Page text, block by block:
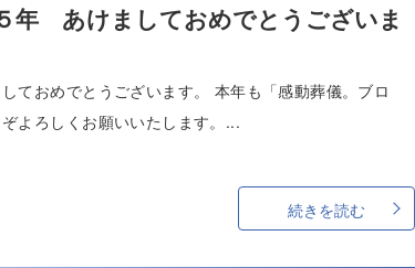
年 あけましておめでとうございま
ておめでとうございます。 本年も「感動葬儀。ブロ
よろしくお願いいたします。...
続きを読む